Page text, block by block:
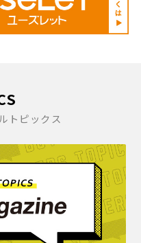
トピックス